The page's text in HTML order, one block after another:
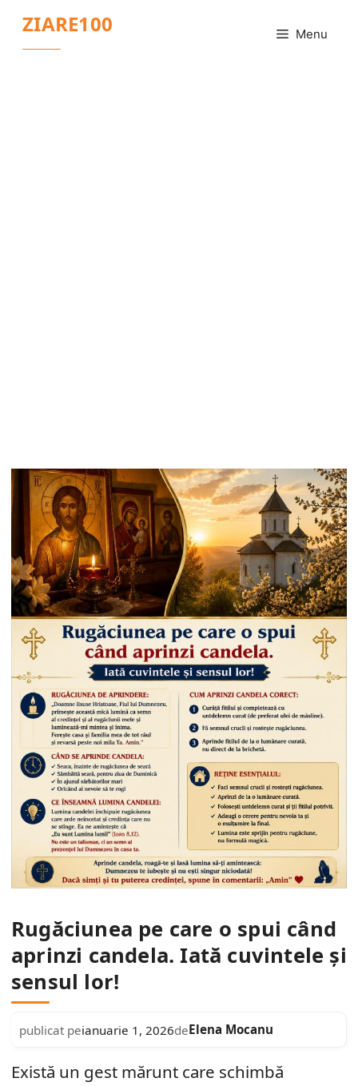
conținut
ZIARE100 Menu
Rugăciunea pe care o spui când
aprinzi candela. Iată cuvintele și
sensul lor!
publicat peianuarie 1, 2026deElena Mocanu
Există un gest mărunt care schimbă